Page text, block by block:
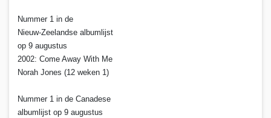
Nummer 1 in de
Nieuw-Zeelandse albumlijst
op 9 augustus
2002: Come Away With Me
Norah Jones (12 weken 1)
Nummer 1 in de Canadese
albumlijst op 9 augustus